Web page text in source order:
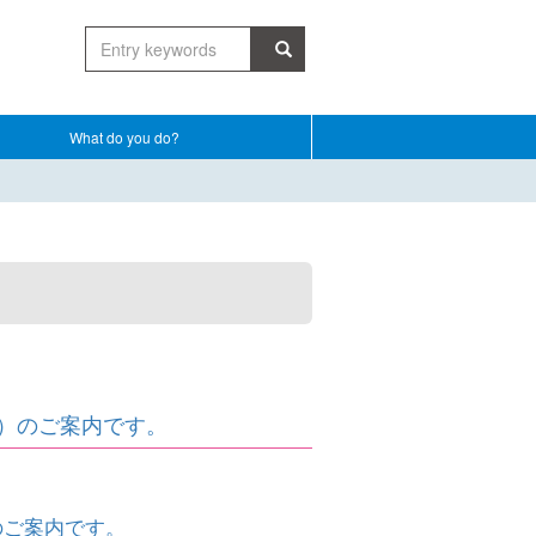
What do you do?
ご案内です。
案内です。